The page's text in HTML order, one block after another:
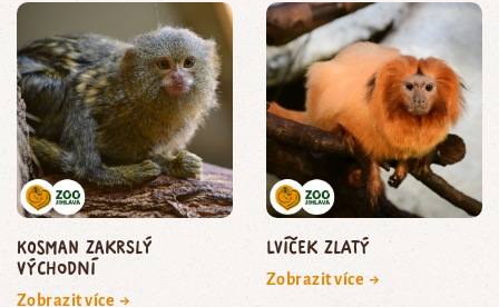
kosman zakrslý
východní
Zobrazit více →
lvíček zlatý
Zobrazit více →